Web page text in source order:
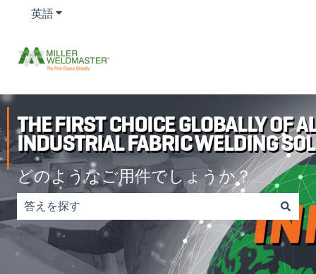
英語翻訳のサブメニューを表示する
どのようなご用件でしょうか？
検索フィールドが空なので、候補はありません。